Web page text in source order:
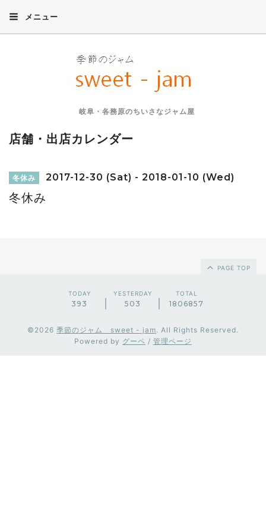
メニュー
岐阜・各務原のちいさなジャム屋
店舗・出店カレンダー
冬休み 2017-12-30 (Sat) - 2018-01-10 (Wed)
冬休み
PAGE TOP
TODAY
393
YESTERDAY
503
TOTAL
1806857
©2026 季節のジャム sweet - jam. All Rights Reserved.
Powered by グーペ / 管理ページ